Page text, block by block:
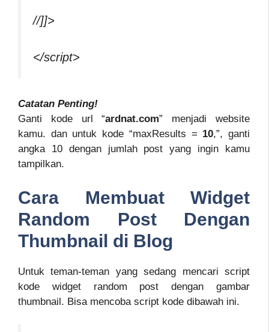
//]]>
</script>
Catatan Penting!
Ganti kode url “ardnat.com” menjadi website
kamu. dan untuk kode “maxResults = 10,”, ganti
angka 10 dengan jumlah post yang ingin kamu
tampilkan.
Cara Membuat Widget
Random Post Dengan
Thumbnail di Blog
Untuk teman-teman yang sedang mencari script
kode widget random post dengan gambar
thumbnail. Bisa mencoba script kode dibawah ini.